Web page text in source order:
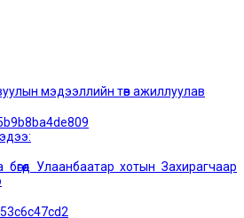
мэдээллийн төв ажиллуулав
Улаанбаатар хотын Захирагчаар